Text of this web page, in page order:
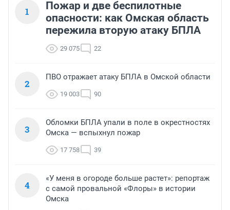
1
Пожар и две беспилотные
опасности: как Омская область
пережила вторую атаку БПЛА
29 075 22
2
ПВО отражает атаку БПЛА в Омской области
19 003 90
3
Обломки БПЛА упали в поле в окрестностях
Омска — вспыхнул пожар
17 758 39
4
«У меня в огороде больше растет»: репортаж
с самой провальной «Флоры» в истории
Омска